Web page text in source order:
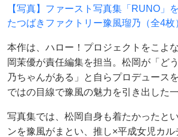
【写真】ファースト写真集「RUNO」
たつばきファクトリー豫風瑠乃（全4枚
本作は、ハロー！プロジェクトをこよ
岡茉優が責任編集を担当。松岡が「ど
乃ちゃんがある」と自らプロデュース
ではの目線で豫風の魅力を引き出した
写真集では、松岡自身も着たかったと
ンを豫風がまとい、推し×平成女児カル